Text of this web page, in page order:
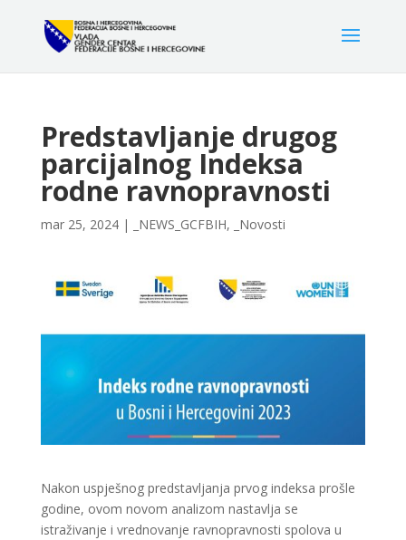
Predstavljanje drugog
parcijalnog Indeksa
rodne ravnopravnosti
mar 25, 2024| _NEWS_GCFBIH, _Novosti
Nakon uspješnog predstavljanja prvog indeksa prošle
godine, ovom novom analizom nastavlja se
istraživanje i vrednovanje ravnopravnosti spolova u